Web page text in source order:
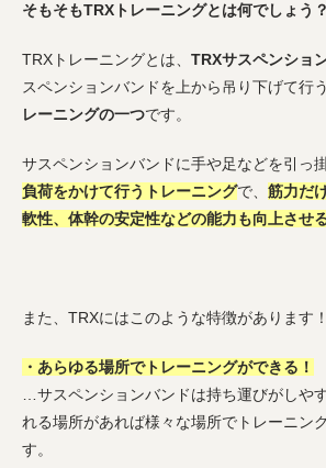
そもそもTRXトレーニングとは何でしょう？
TRXトレーニングとは、 TRXサスペンショ
スペンションバンドを上から吊り下げて行う
レーニングの一つです。
サスペンションバンドに手や足などを引っ
負荷をかけて行うトレーニングで、 筋力だ
軟性、体幹の安定性などの能力も向上させ
また、TRXにはこのような特徴があります！
・あらゆる場所でトレーニングができる！
…サスペンションバンドは持ち運びがしや
れる場所があれば様々な場所でトレーニン
す。